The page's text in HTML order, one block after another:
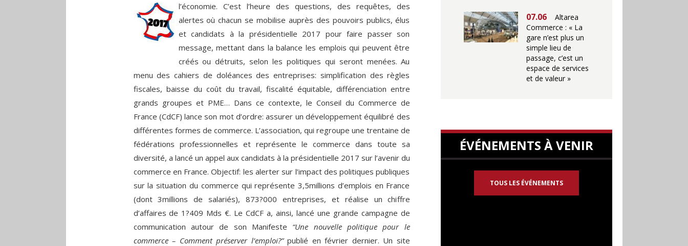
l’économie. C’est l’heure des questions, des requêtes, des
alertes où chacun se mobilise auprès des pouvoirs publics, élus
et candidats à la présidentielle 2017 pour faire passer son
message, mettant dans la balance les emplois qui peuvent être
créés ou détruits, selon les politiques qui seront menées. Au
menu des cahiers de doléances des entreprises: simplification des règles
fiscales, baisse du coût du travail, fiscalité équitable, différenciation entre
grands groupes et PME… Dans ce contexte, le Conseil du Commerce de
France (CdCF) lance son mot d’ordre: assurer un développement équilibré des
différentes formes de commerce. L’association, qui regroupe une trentaine de
fédérations professionnelles et représente le commerce dans toute sa
diversité, a lancé un appel aux candidats à la présidentielle 2017 sur l’avenir du
commerce en France. Objectif: les alerter sur l’impact des politiques publiques
sur la situation du commerce qui représente 3,5millions d’emplois en France
(dont 3millions de salariés), 873?000 entreprises, et réalise un chiffre
d’affaires de 1?409 Mds €. Le CdCF a, ainsi, lancé une grande campagne de
communication autour de son Manifeste “Une nouvelle politique pour le
commerce – Comment préserver l’emploi?”publié en février dernier. Un site
07.06
Altarea
Commerce : « La
gare n’est plus un
simple lieu de
passage, c’est un
espace de services
et de valeur »
ÉVÉNEMENTS À VENIR
TOUS LES ÉVÉNEMENTS